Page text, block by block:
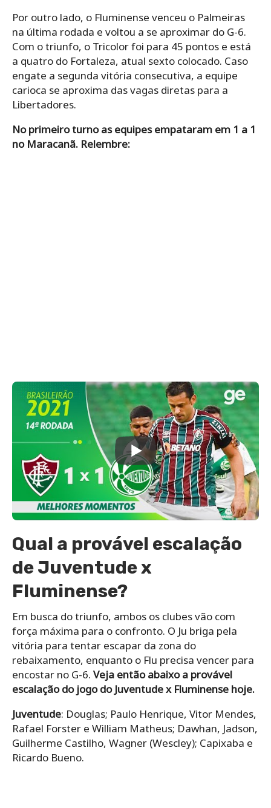
Por outro lado, o Fluminense venceu o Palmeiras
na última rodada e voltou a se aproximar do G-6.
Com o triunfo, o Tricolor foi para 45 pontos e está
a quatro do Fortaleza, atual sexto colocado. Caso
engate a segunda vitória consecutiva, a equipe
carioca se aproxima das vagas diretas para a
Libertadores.
No primeiro turno as equipes empataram em 1 a 1
no Maracanã. Relembre:
Qual a provável escalação
de Juventude x
Fluminense?
Em busca do triunfo, ambos os clubes vão com
força máxima para o confronto. O Ju briga pela
vitória para tentar escapar da zona do
rebaixamento, enquanto o Flu precisa vencer para
encostar no G-6. Veja então abaixo a provável
escalação do jogo do Juventude x Fluminense hoje.
Juventude: Douglas; Paulo Henrique, Vitor Mendes,
Rafael Forster e William Matheus; Dawhan, Jadson,
Guilherme Castilho, Wagner (Wescley); Capixaba e
Ricardo Bueno.